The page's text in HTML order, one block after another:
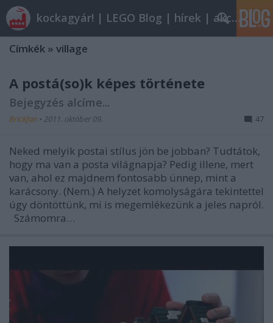
kockagyár! | LEGO Blog | hírek | akciók |
Címkék » village
A postá(so)k képes története
Bejegyzés alcíme...
Brickfan • 2011. október 09. 47
Neked melyik postai stílus jön be jobban? Tudtátok,
hogy ma van a posta világnapja? Pedig illene, mert
van, ahol ez majdnem fontosabb ünnep, mint a
karácsony. (Nem.) A helyzet komolyságára tekintettel
úgy döntöttünk, mi is megemlékezünk a jeles napról.
Számomra…